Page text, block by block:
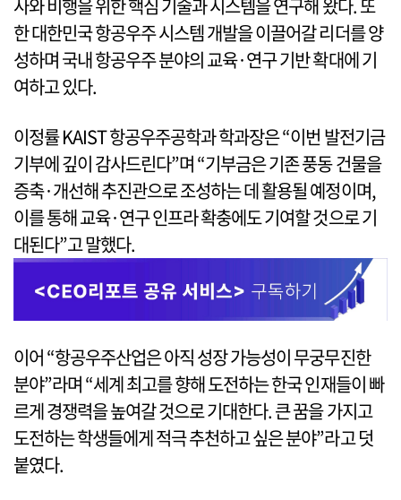
사와 비행을 위한 핵심 기술과 시스템을 연구해 왔다. 또
한 대한민국 항공우주 시스템 개발을 이끌어갈 리더를 양
성하며 국내 항공우주 분야의 교육·연구 기반 확대에 기
여하고 있다.
이정률 KAIST 항공우주공학과 학과장은 “이번 발전기금
기부에 깊이 감사드린다”며 “기부금은 기존 풍동 건물을
증축·개선해 추진관으로 조성하는 데 활용될 예정이며,
이를 통해 교육·연구 인프라 확충에도 기여할 것으로 기
대된다”고 말했다.
이어 “항공우주산업은 아직 성장 가능성이 무궁무진한
분야”라며 “세계 최고를 향해 도전하는 한국 인재들이 빠
르게 경쟁력을 높여갈 것으로 기대한다. 큰 꿈을 가지고
도전하는 학생들에게 적극 추천하고 싶은 분야”라고 덧
붙였다.